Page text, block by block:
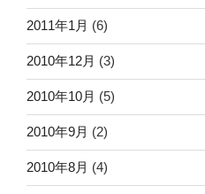
2011年1月 (6)
2010年12月 (3)
2010年10月 (5)
2010年9月 (2)
2010年8月 (4)